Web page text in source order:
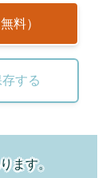
料）
する
ます。